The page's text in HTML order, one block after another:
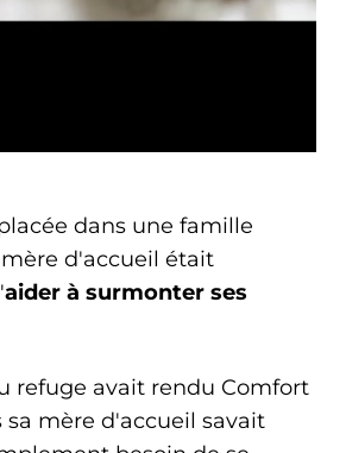
dans une famille
d'accueil était
aider à surmonter ses
refuge avait rendu Comfort
sa mère d'accueil savait